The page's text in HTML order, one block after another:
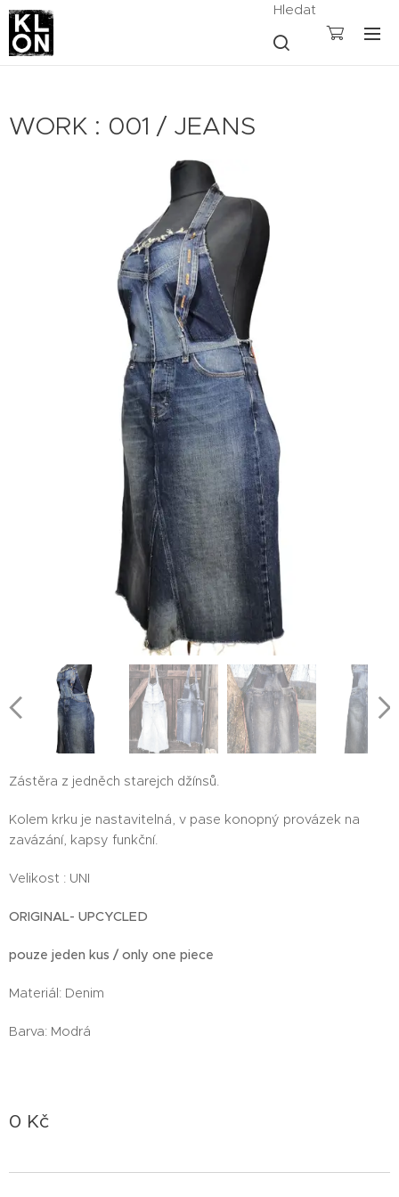
Hledat
WORK : 001 / JEANS
Zástěra z jedněch starejch džínsů.
Kolem krku je nastavitelná, v pase konopný provázek na
zavázání, kapsy funkční.
Velikost : UNI
ORIGINAL- UPCYCLED
pouze jeden kus / only one piece
Materiál: Denim
Barva: Modrá
0 Kč